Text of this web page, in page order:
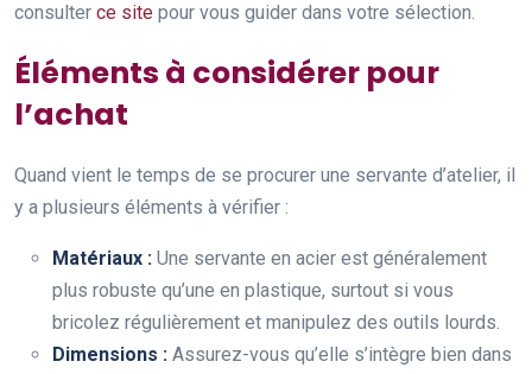
consulter ce site pour vous guider dans votre sélection.
Éléments à considérer pour
l’achat
Quand vient le temps de se procurer une servante d’atelier, il
y a plusieurs éléments à vérifier :
Matériaux : Une servante en acier est généralement
plus robuste qu’une en plastique, surtout si vous
bricolez régulièrement et manipulez des outils lourds.
Dimensions : Assurez-vous qu’elle s’intègre bien dans